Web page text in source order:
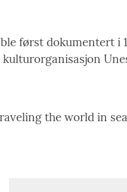
først dokumentert i
kulturorganisasjon
the world in